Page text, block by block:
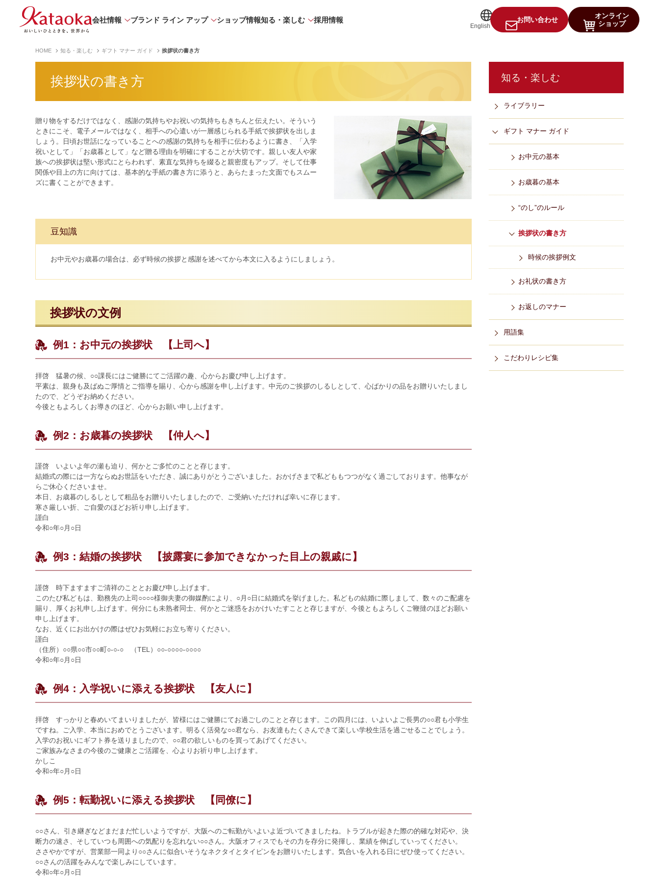
会社情報 ブランド ライン アップ ショップ情報知る・楽しむ 採用情報
English
お問い合わせ
オンライン
ショップ
HOME 知る・楽しむ ギフト マナー ガイド 挨拶状の書き方
挨拶状の書き方
贈り物をするだけではなく、感謝の気持ちやお祝いの気持ちもきちんと伝えたい。そういう
ときにこそ、電子メールではなく、相手への心遣いが一層感じられる手紙で挨拶状を出しま
しょう。日頃お世話になっていることへの感謝の気持ちを相手に伝わるように書き、「入学
祝いとして」「お歳暮として」など贈る理由を明確にすることが大切です。親しい友人や家
族への挨拶状は堅い形式にとらわれず、素直な気持ちを綴ると親密度もアップ。そして仕事
関係や目上の方に向けては、基本的な手紙の書き方に添うと、あらたまった文面でもスムー
ズに書くことができます。
豆知識
お中元やお歳暮の場合は、必ず時候の挨拶と感謝を述べてから本文に入るようにしましょう。
挨拶状の文例
例1：お中元の挨拶状 【上司へ】
拝啓 猛暑の候、○○課長にはご健勝にてご活躍の趣、心からお慶び申し上げます。
平素は、親身も及ばぬご厚情とご指導を賜り、心から感謝を申し上げます。中元のご挨拶のしるしとして、心ばかりの品をお贈りいたしまし
たので、どうぞお納めください。
今後ともよろしくお導きのほど、心からお願い申し上げます。
例2：お歳暮の挨拶状 【仲人へ】
謹啓 いよいよ年の瀬も迫り、何かとご多忙のことと存じます。
結婚式の際には一方ならぬお世話をいただき、誠にありがとうございました。おかげさまで私どももつつがなく過ごしております。他事なが
らご休心くださいませ。
本日、お歳暮のしるしとして粗品をお贈りいたしましたので、ご受納いただければ幸いに存じます。
寒さ厳しい折、ご自愛のほどお祈り申し上げます。
謹白
令和○年○月○日
例3：結婚の挨拶状 【披露宴に参加できなかった目上の親戚に】
謹啓 時下ますますご清祥のこととお慶び申し上げます。
このたび私どもは、勤務先の上司○○○○様御夫妻の御媒酌により、○月○日に結婚式を挙げました。私どもの結婚に際しまして、数々のご配慮を
賜り、厚くお礼申し上げます。何分にも未熟者同士、何かとご迷惑をおかけいたすことと存じますが、今後ともよろしくご鞭撻のほどお願い
申し上げます。
なお、近くにお出かけの際はぜひお気軽にお立ち寄りください。
謹白
（住所）○○県○○市○○町○-○-○ （TEL）○○-○○○○-○○○○
令和○年○月○日
例4：入学祝いに添える挨拶状 【友人に】
拝啓 すっかりと春めいてまいりましたが、皆様にはご健勝にてお過ごしのことと存じます。この四月には、いよいよご長男の○○君も小学生
ですね。ご入学、本当におめでとうございます。明るく活発な○○君なら、お友達もたくさんできて楽しい学校生活を過ごせることでしょう。
入学のお祝いにギフト券を送りましたので、○○君の欲しいものを買ってあげてください。
ご家族みなさまの今後のご健康とご活躍を、心よりお祈り申し上げます。
かしこ
令和○年○月○日
例5：転勤祝いに添える挨拶状 【同僚に】
○○さん、引き継ぎなどまだまだ忙しいようですが、大阪へのご転勤がいよいよ近づいてきましたね。トラブルが起きた際の的確な対応や、決
断力の速さ、そしていつも周囲への気配りを忘れない○○さん。大阪オフィスでもその力を存分に発揮し、業績を伸ばしていってください。
ささやかですが、営業部一同より○○さんに似合いそうなネクタイとタイピンをお贈りいたします。気合いを入れる日にぜひ使ってください。
○○さんの活躍をみんなで楽しみにしています。
令和○年○月○日
知る・楽しむ
ライブラリー
ギフト マナー ガイド
お中元の基本
お歳暮の基本
“のし”のルール
挨拶状の書き方
時候の挨拶例文
お礼状の書き方
お返しのマナー
用語集
こだわりレシピ集